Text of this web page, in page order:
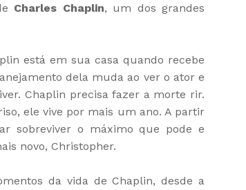
Charles Chaplin, um dos grandes
está em sua casa quando recebe
dela muda ao ver o ator e
Chaplin precisa fazer a morte rir.
ele vive por mais um ano. A partir
sobreviver o máximo que pode e
novo, Christopher.
da vida de Chaplin, desde a